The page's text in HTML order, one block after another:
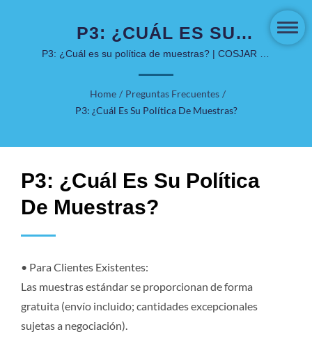
P3: ¿CUÁL ES SU
POLÍTICA DE
MUESTRAS? |
SOLUCIONES DE LUJO Y
P3: ¿Cuál es su política de muestras? | COSJAR ha
Home / Preguntas Frecuentes /
P3: ¿Cuál Es Su Política De Muestras?
P3: ¿Cuál Es Su Política
De Muestras?
• Para Clientes Existentes:
Las muestras estándar se proporcionan de forma
gratuita (envío incluido; cantidades excepcionales
sujetas a negociación).